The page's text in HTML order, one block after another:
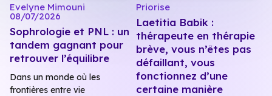
Evelyne Mimouni
08/07/2026
Sophrologie et PNL : un
tandem gagnant pour
retrouver l’équilibre
Dans un monde où les
frontières entre vie
Priorise
Laetitia Babik :
thérapeute en thérapie
brève, vous n’êtes pas
défaillant, vous
fonctionnez d’une
certaine manière